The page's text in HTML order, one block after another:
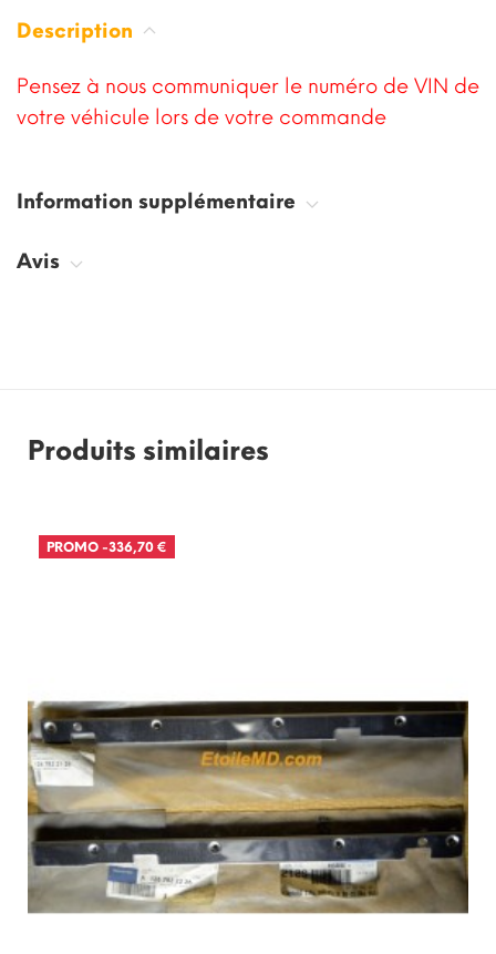
Description
Pensez à nous communiquer le numéro de VIN de
votre véhicule lors de votre commande
Information supplémentaire
Avis
Produits similaires
PROMO -336,70 €